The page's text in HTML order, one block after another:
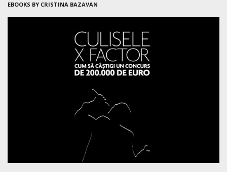
EBOOKS BY CRISTINA BAZAVAN